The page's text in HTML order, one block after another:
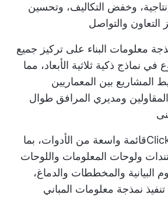
وخفض التكاليف، وتحسين
التعاون والتواصل
معلومات البناء على تركيز جميع
في نماذج ذكية ثلاثية الأبعاد، مما
المشاريع بين المعماريين
ومديري المرافق طوال
قائمة واسعة من الأدوات، بما
ولوحات المعلومات واللوحات
البيانية والمخططات والدماغ،
نمذجة معلومات المباني